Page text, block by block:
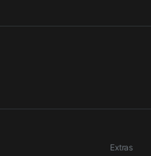
Extras